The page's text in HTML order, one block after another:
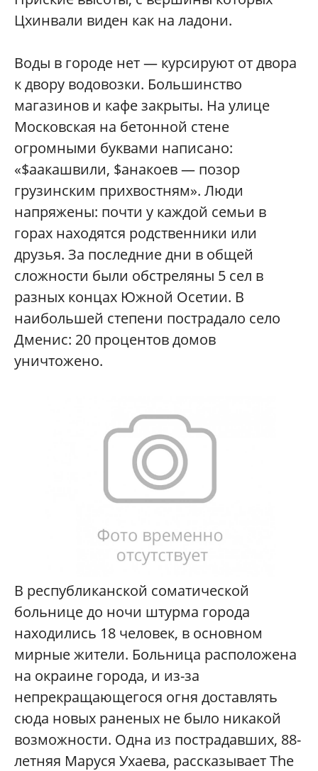
Цхинвали виден как на ладони.
Воды в городе нет — курсируют от двора
к двору водовозки. Большинство
магазинов и кафе закрыты. На улице
Московская на бетонной стене
огромными буквами написано:
«$аакашвили, $анакоев — позор
грузинским прихвостням». Люди
напряжены: почти у каждой семьи в
горах находятся родственники или
друзья. За последние дни в общей
сложности были обстреляны 5 сел в
разных концах Южной Осетии. В
наибольшей степени пострадало село
Дменис: 20 процентов домов
уничтожено.
В республиканской соматической
больнице до ночи штурма города
находились 18 человек, в основном
мирные жители. Больница расположена
на окраине города, и из-за
непрекращающегося огня доставлять
сюда новых раненых не было никакой
возможности. Одна из пострадавших, 88-
летняя Маруся Ухаева, рассказывает The